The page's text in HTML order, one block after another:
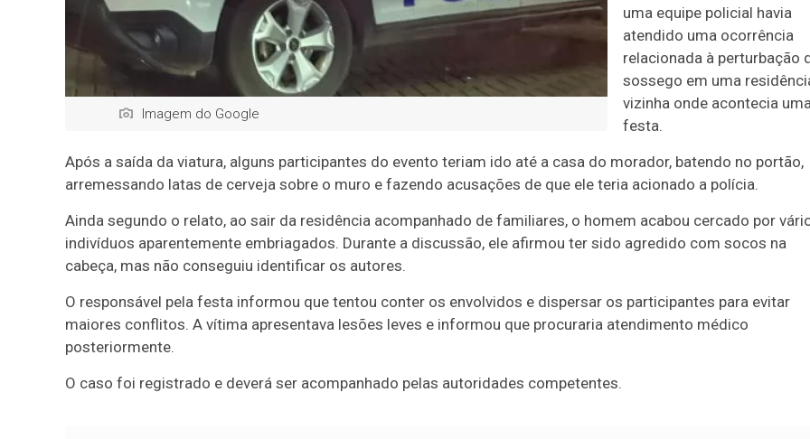
Imagem do Google
uma equipe policial havia
atendido uma ocorrência
relacionada à perturbação
sossego em uma
vizinha onde acontecia
festa.
Após a saída da viatura, alguns participantes do evento teriam ido até a casa do morador, batendo no portão,
arremessando latas de cerveja sobre o muro e fazendo acusações de que ele teria acionado a polícia.
Ainda segundo o relato, ao sair da residência acompanhado de familiares, o homem acabou cercado por
indivíduos aparentemente embriagados. Durante a discussão, ele afirmou ter sido agredido com socos na
cabeça, mas não conseguiu identificar os autores.
O responsável pela festa informou que tentou conter os envolvidos e dispersar os participantes para evitar
maiores conflitos. A vítima apresentava lesões leves e informou que procuraria atendimento médico
posteriormente.
O caso foi registrado e deverá ser acompanhado pelas autoridades competentes.